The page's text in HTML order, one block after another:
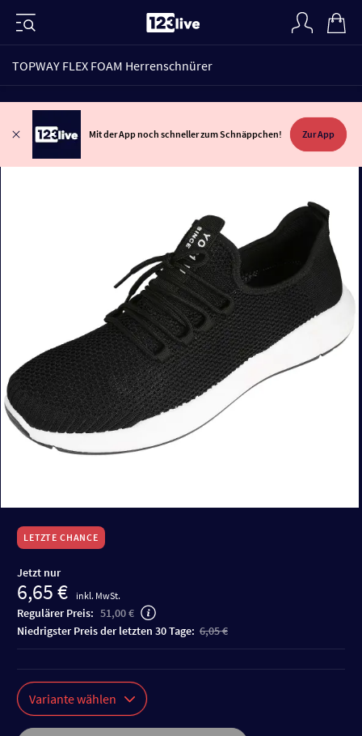
TOPWAY FLEX FOAM Herrenschnürer
Mit der App noch schneller zum Schnäppchen! Zur App
LETZTE CHANCE
Jetzt nur
6,65 € inkl. MwSt.
Regulärer Preis: 51,00 €
niedrigster Preis der letzten 30 Tage: 6,05 €
Variante wählen